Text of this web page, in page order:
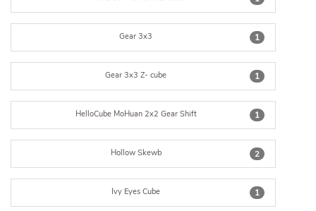
1
Gear 3x3
1
Gear 3x3 Z- cube
1
HelloCube MoHuan 2x2 Gear Shift
2
Hollow Skewb
1
Ivy Eyes Cube